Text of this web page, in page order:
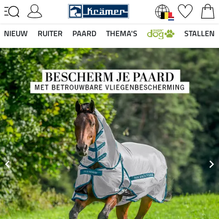
NIEUW RUITER PAARD THEMA'S STALLEN